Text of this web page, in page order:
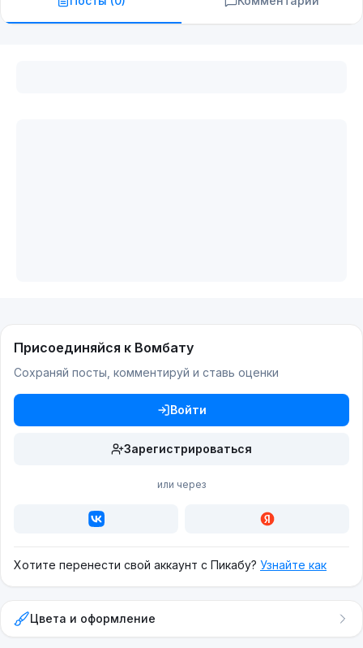
Присоединяйся к Вомбату
Сохраняй посты, комментируй и ставь оценки
Войти
Зарегистрироваться
или через
Хотите перенести свой аккаунт с Пикабу? Узнайте как
Цвета и оформление